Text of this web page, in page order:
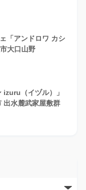
「アンドロワ カシ
大口山野
（イヅル）」
出水麓武家屋敷群